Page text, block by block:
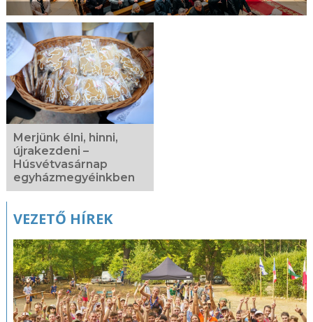
Merjünk élni, hinni,
újrakezdeni –
Húsvétvasárnap
egyházmegyéinkben
VEZETŐ HÍREK